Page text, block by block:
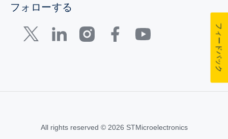
フォローする
All rights reserved © 2026 STMicroelectronics
フィードバック